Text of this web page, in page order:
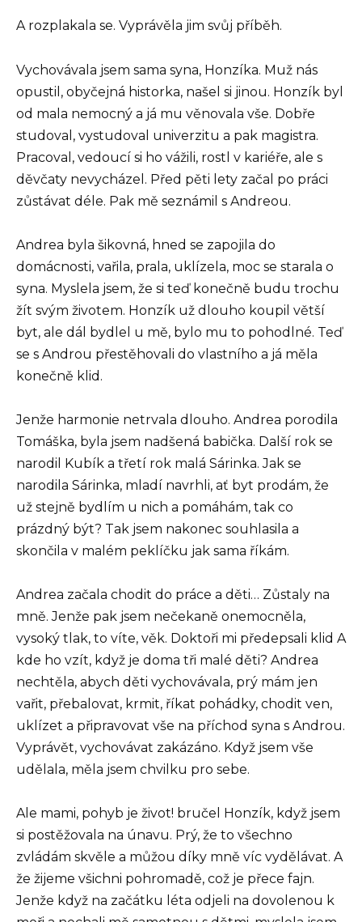
A rozplakala se. Vyprávěla jim svůj příběh.
Vychovávala jsem sama syna, Honzíka. Muž nás
opustil, obyčejná historka, našel si jinou. Honzík byl
od mala nemocný a já mu věnovala vše. Dobře
studoval, vystudoval univerzitu a pak magistra.
Pracoval, vedoucí si ho vážili, rostl v kariéře, ale s
děvčaty nevycházel. Před pěti lety začal po práci
zůstávat déle. Pak mě seznámil s Andreou.
Andrea byla šikovná, hned se zapojila do
domácnosti, vařila, prala, uklízela, moc se starala o
syna. Myslela jsem, že si teď konečně budu trochu
žít svým životem. Honzík už dlouho koupil větší
byt, ale dál bydlel u mě, bylo mu to pohodlné. Teď
se s Androu přestěhovali do vlastního a já měla
konečně klid.
Jenže harmonie netrvala dlouho. Andrea porodila
Tomáška, byla jsem nadšená babička. Další rok se
narodil Kubík a třetí rok malá Sárinka. Jak se
narodila Sárinka, mladí navrhli, ať byt prodám, že
už stejně bydlím u nich a pomáhám, tak co
prázdný být? Tak jsem nakonec souhlasila a
skončila v malém peklíčku jak sama říkám.
Andrea začala chodit do práce a děti… Zůstaly na
mně. Jenže pak jsem nečekaně onemocněla,
vysoký tlak, to víte, věk. Doktoři mi předepsali klid A
kde ho vzít, když je doma tři malé děti? Andrea
nechtěla, abych děti vychovávala, prý mám jen
vařit, přebalovat, krmit, říkat pohádky, chodit ven,
uklízet a připravovat vše na příchod syna s Androu.
Vyprávět, vychovávat zakázáno. Když jsem vše
udělala, měla jsem chvilku pro sebe.
Ale mami, pohyb je život! bručel Honzík, když jsem
si postěžovala na únavu. Prý, že to všechno
zvládám skvěle a můžou díky mně víc vydělávat. A
že žijeme všichni pohromadě, což je přece fajn.
Jenže když na začátku léta odjeli na dovolenou k